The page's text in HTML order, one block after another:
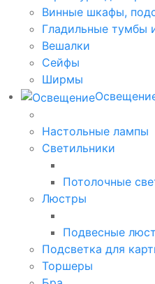
Винные шкафы,
Гладильные тумбы
Вешалки
Сейфы
Ширмы
Настольные лампы
Светильники
Потолочные
Люстры
Подвесные
Подсветка для
Торшеры